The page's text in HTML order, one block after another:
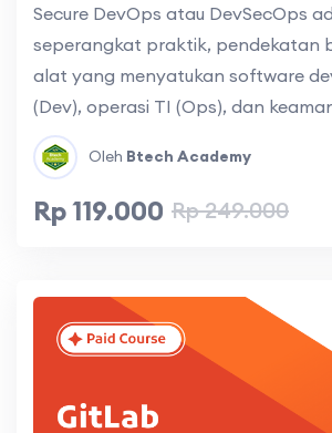
Secure DevOps atau DevSecOps
seperangkat praktik, pendekatan
alat yang menyatukan software
(Dev), operasi TI (Ops), dan
meningkatkan kemampuan
memberikan aplikasi dan layanan
kecepatan tinggi dan aman.
Oleh Btech Academy
Rp 119.000 Rp 249.000